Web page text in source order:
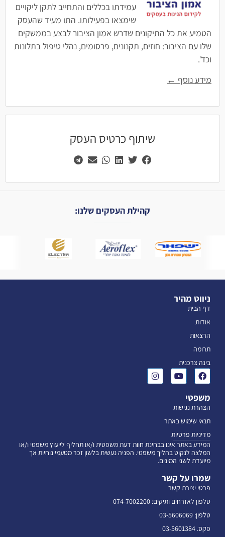
עמידתו בכללים והתחייב לתקן ליקויים
שימצאו בפעילותו. התו מעיד שהעסק
הטמיע את כל התיקונים שדרש אמון הציבור לבצע בממשקים
שלו עם הציבור: חוזים, תקנונים, פרסומים, נהלי טיפול בתלונות
וכד'.
מידע נוסף ←
שיתוף כרטיס העסק
קהילת העסקים שלנו:
ניווט מהיר
דף הבית
אודות
הרצאות
תרומה
בינה צרכנית
משפטי
הצהרת נגישות
תנאי שימוש באתר
מדיניות פרטיות
המידע באתר אינו בבחינת חוות דעת משפטית ו/או תחליף לייעוץ משפטי ו/או
המלצה לנקוט בהליך משפטי. הפניה נעשית בלשון זכר מטעמי נוחיות אך
מיועדת לשני המינים.
שמרו על קשר
פרטי יצירת קשר
טלפון לאזרחים ותיקים: 074-7002200
טלפון: 03-5606069
פקס. 03-5601384